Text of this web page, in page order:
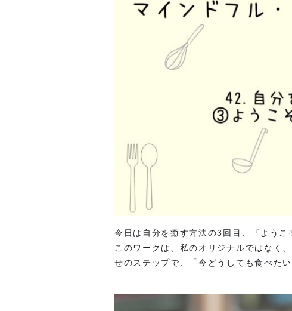
今日は自分を癒す方法の3回目、『ようこ
このワークは、私のオリジナルではなく
せのステップで、「今どうしても食べた